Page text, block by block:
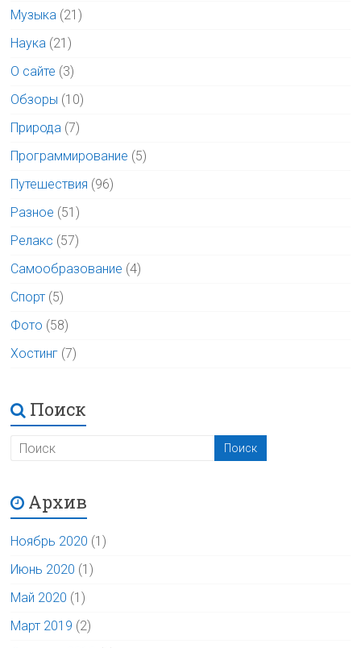
Музыка (21)
Наука (21)
О сайте (3)
Обзоры (10)
Природа (7)
Программирование (5)
Путешествия (96)
Разное (51)
Релакс (57)
Самообразование (4)
Спорт (5)
Фото (58)
Хостинг (7)
Поиск
Архив
Ноябрь 2020 (1)
Июнь 2020 (1)
Май 2020 (1)
Март 2019 (2)